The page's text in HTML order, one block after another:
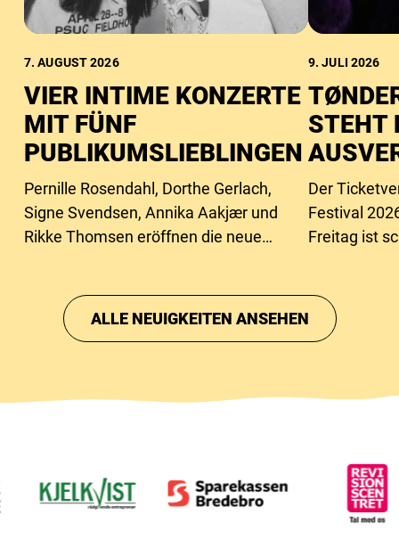
7. AUGUST 2026
VIER INTIME KONZERTE
MIT FÜNF
PUBLIKUMSLIEBLINGEN
Pernille Rosendahl, Dorthe Gerlach,
Signe Svendsen, Annika Aakjær und
Rikke Thomsen eröffnen die neue
9. JULI 2026
STEHT
Der
Festival
Freitag ist
ALLE NEUIGKEITEN ANSEHEN